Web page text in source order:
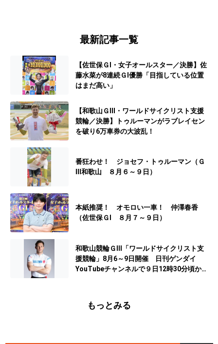
最新記事一覧
【佐世保ＧⅠ・女子オールスター／決勝】佐
藤水菜が8連続ＧⅠ優勝「目指している位置
はまだ高い」
【和歌山ＧⅢ・ワールドサイクリスト支援
競輪／決勝】トゥルーマンがラブレイセン
を破り6万車券の大波乱！
番狂わせ！ ジョセフ・トゥルーマン（Ｇ
Ⅲ和歌山 ８月６～９日）
本紙推奨！ オモロい一車！ 仲澤春香
（佐世保ＧⅠ ８月７～９日）
和歌山競輪ＧⅢ「ワールドサイクリスト支
援競輪」8月6～9日開催 日刊ゲンダイ
YouTubeチャンネルで９日12時30分頃から
もっとみる